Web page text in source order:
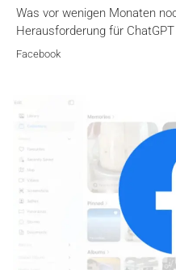
Was vor wenigen Monaten
Herausforderung für
Facebook